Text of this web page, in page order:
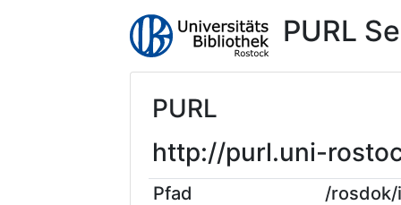
PURL
PURL
http://purl.uni-
Pfad
/